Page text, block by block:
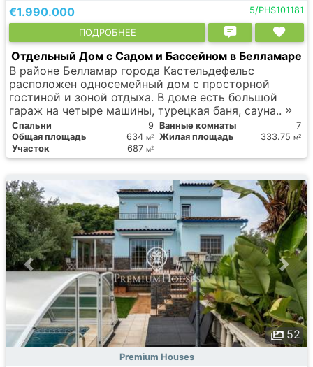
€1.990.000 5/PHS101181
ПОДРОБНЕЕ
Отдельный Дом с Садом и Бассейном в Белламаре
В районе Белламар города Кастельдефельс
расположен односемейный дом с просторной
гостиной и зоной отдыха. В доме есть большой
гараж на четыре машины, турецкая баня, сауна..
Спальни 9 Ванные комнаты
7
Общая площадь
634 м2 Жилая площадь 333.75 м2
Участок 687 м2
52
Premium Houses